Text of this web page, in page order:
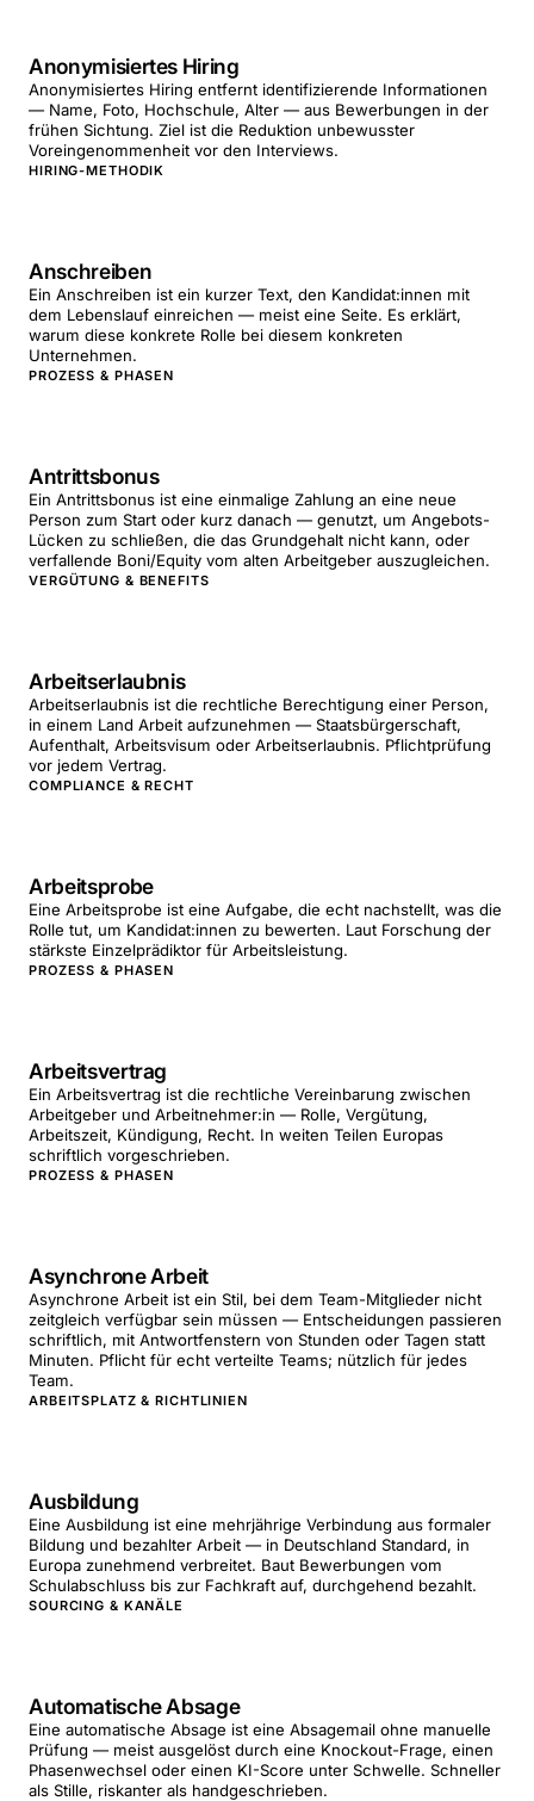
Anonymisiertes Hiring
Anonymisiertes Hiring entfernt identifizierende Informationen
— Name, Foto, Hochschule, Alter — aus Bewerbungen in der
frühen Sichtung. Ziel ist die Reduktion unbewusster
Voreingenommenheit vor den Interviews.
HIRING-METHODIK
Anschreiben
Ein Anschreiben ist ein kurzer Text, den Kandidat:innen mit
dem Lebenslauf einreichen — meist eine Seite. Es erklärt,
warum diese konkrete Rolle bei diesem konkreten
Unternehmen.
PROZESS & PHASEN
Antrittsbonus
Ein Antrittsbonus ist eine einmalige Zahlung an eine neue
Person zum Start oder kurz danach — genutzt, um Angebots-
Lücken zu schließen, die das Grundgehalt nicht kann, oder
verfallende Boni/Equity vom alten Arbeitgeber auszugleichen.
VERGÜTUNG & BENEFITS
Arbeitserlaubnis
Arbeitserlaubnis ist die rechtliche Berechtigung einer Person,
in einem Land Arbeit aufzunehmen — Staatsbürgerschaft,
Aufenthalt, Arbeitsvisum oder Arbeitserlaubnis. Pflichtprüfung
vor jedem Vertrag.
COMPLIANCE & RECHT
Arbeitsprobe
Eine Arbeitsprobe ist eine Aufgabe, die echt nachstellt, was die
Rolle tut, um Kandidat:innen zu bewerten. Laut Forschung der
stärkste Einzelprädiktor für Arbeitsleistung.
PROZESS & PHASEN
Arbeitsvertrag
Ein Arbeitsvertrag ist die rechtliche Vereinbarung zwischen
Arbeitgeber und Arbeitnehmer:in — Rolle, Vergütung,
Arbeitszeit, Kündigung, Recht. In weiten Teilen Europas
schriftlich vorgeschrieben.
PROZESS & PHASEN
Asynchrone Arbeit
Asynchrone Arbeit ist ein Stil, bei dem Team-Mitglieder nicht
zeitgleich verfügbar sein müssen — Entscheidungen passieren
schriftlich, mit Antwortfenstern von Stunden oder Tagen statt
Minuten. Pflicht für echt verteilte Teams; nützlich für jedes
Team.
ARBEITSPLATZ & RICHTLINIEN
Ausbildung
Eine Ausbildung ist eine mehrjährige Verbindung aus formaler
Bildung und bezahlter Arbeit — in Deutschland Standard, in
Europa zunehmend verbreitet. Baut Bewerbungen vom
Schulabschluss bis zur Fachkraft auf, durchgehend bezahlt.
SOURCING & KANÄLE
Automatische Absage
Eine automatische Absage ist eine Absagemail ohne manuelle
Prüfung — meist ausgelöst durch eine Knockout-Frage, einen
Phasenwechsel oder einen KI-Score unter Schwelle. Schneller
als Stille, riskanter als handgeschrieben.